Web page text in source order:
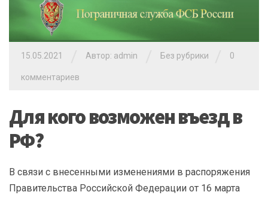
15.05.2021 Автор: admin Без рубрики 0
комментариев
Для кого возможен въезд в
РФ?
В связи с внесенными изменениями в распоряжения
Правительства Российской Федерации от 16 марта